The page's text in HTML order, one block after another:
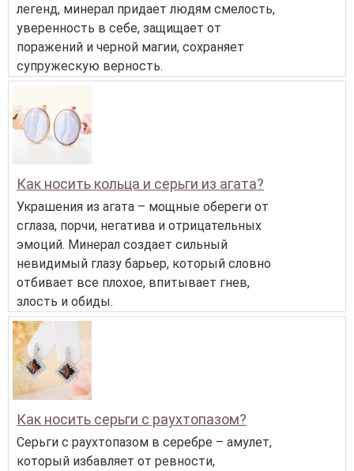
легенд, минерал придает людям смелость,
уверенность в себе, защищает от
поражений и черной магии, сохраняет
супружескую верность.
Как носить кольца и серьги из агата?
Украшения из агата – мощные обереги от
сглаза, порчи, негатива и отрицательных
эмоций. Минерал создает сильный
невидимый глазу барьер, который словно
отбивает все плохое, впитывает гнев,
злость и обиды.
Как носить серьги с раухтопазом?
Серьги с раухтопазом в серебре – амулет,
который избавляет от ревности,